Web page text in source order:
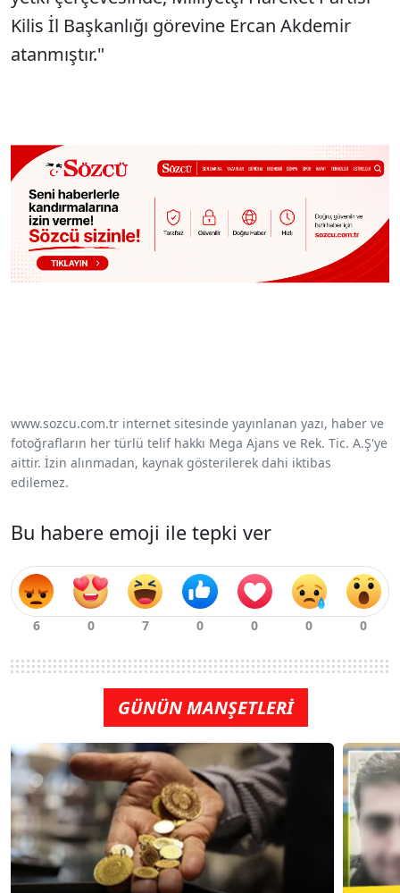
Kilis İl Başkanlığı görevine Ercan Akdemir
atanmıştır."
www.sozcu.com.tr internet sitesinde yayınlanan yazı, haber ve
fotoğrafların her türlü telif hakkı Mega Ajans ve Rek. Tic. A.Ş'ye
aittir. İzin alınmadan, kaynak gösterilerek dahi iktibas
edilemez.
Bu habere emoji ile tepki ver
GÜNÜN MANŞETLERİ